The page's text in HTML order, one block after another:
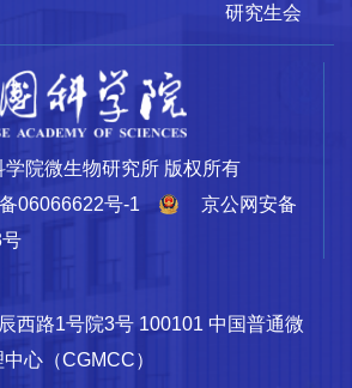
研究生会
院微生物研究所 版权所有
06066622号-1
京公网安备
西路1号院3号 100101 中国普通微
心（CGMCC）